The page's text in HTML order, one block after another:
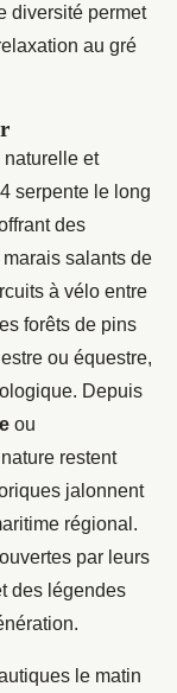
diversité permet
au gré
naturelle et
serpente le long
des
salants de
à vélo entre
forêts de pins
ou équestre,
Depuis
ou
restent
jalonnent
régional.
par leurs
des légendes
le matin